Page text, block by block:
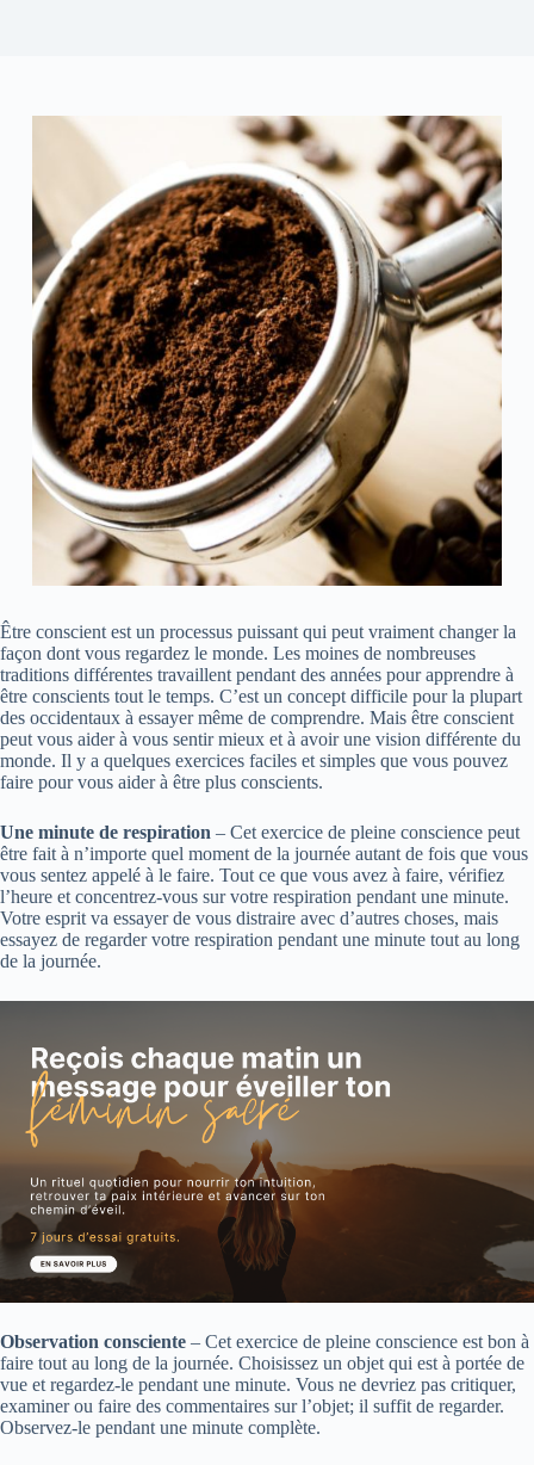
Être conscient est un processus puissant qui peut vraiment changer la
façon dont vous regardez le monde. Les moines de nombreuses
traditions différentes travaillent pendant des années pour apprendre à
être conscients tout le temps. C’est un concept difficile pour la plupart
des occidentaux à essayer même de comprendre. Mais être conscient
peut vous aider à vous sentir mieux et à avoir une vision différente du
monde. Il y a quelques exercices faciles et simples que vous pouvez
faire pour vous aider à être plus conscients.
Une minute de respiration – Cet exercice de pleine conscience peut
être fait à n’importe quel moment de la journée autant de fois que vous
vous sentez appelé à le faire. Tout ce que vous avez à faire, vérifiez
l’heure et concentrez-vous sur votre respiration pendant une minute.
Votre esprit va essayer de vous distraire avec d’autres choses, mais
essayez de regarder votre respiration pendant une minute tout au long
de la journée.
Observation consciente – Cet exercice de pleine conscience est bon à
faire tout au long de la journée. Choisissez un objet qui est à portée de
vue et regardez-le pendant une minute. Vous ne devriez pas critiquer,
examiner ou faire des commentaires sur l’objet; il suffit de regarder.
Observez-le pendant une minute complète.